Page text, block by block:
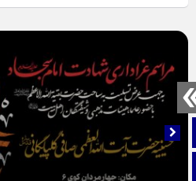
صفحه نخست